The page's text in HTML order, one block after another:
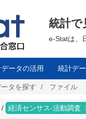
統計で
e-Statは、
ータの活用 統計デ
タを探す ファイル
経済センサス‐活動調査